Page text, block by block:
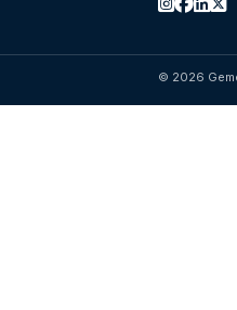
© 2026